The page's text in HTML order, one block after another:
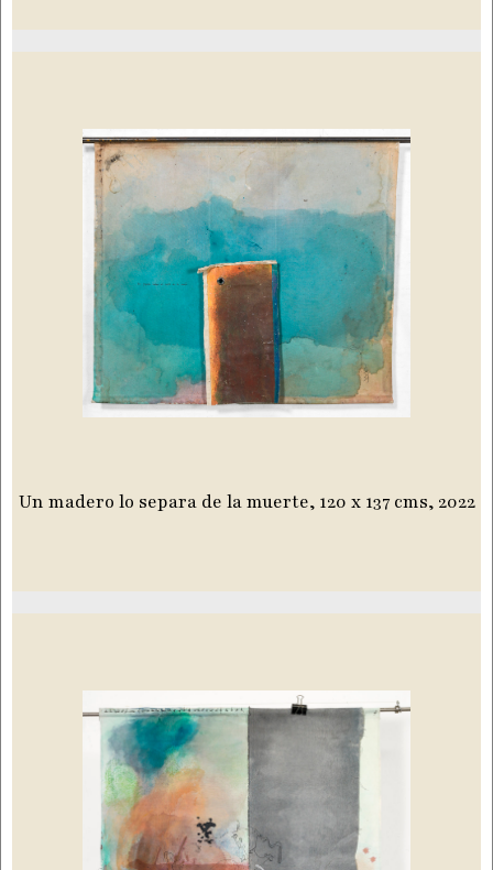
Un madero lo separa de la muerte, 120 x 137 cms, 2022